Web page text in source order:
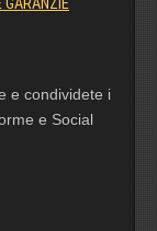
GARANZIE
e condividete i
e Social